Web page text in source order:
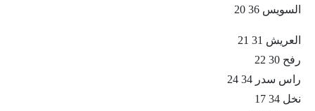
السويس 36 20
العريش 31 21
رفح 30 22
راس سدر 34 24
نخل 34 17